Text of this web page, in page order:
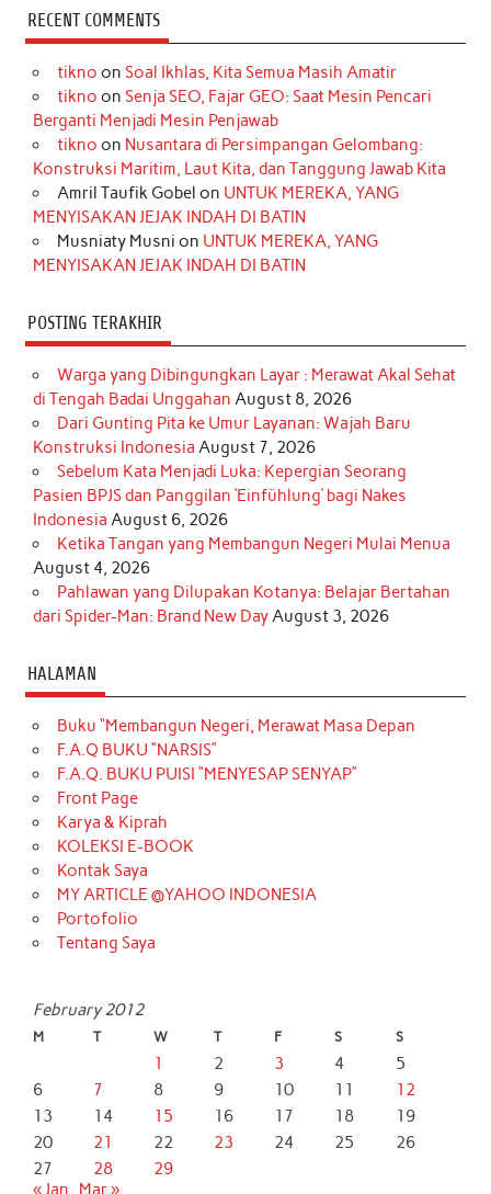
c
e
b
o
k
s
t
a
r
a
m
k
T
o
k
t
e
r
e
s
t
k
e
d
I
n
t
t
r
T
u
e
RECENT COMMENTS
tikno on Soal Ikhlas, Kita Semua Masih Amatir
tikno on Senja SEO, Fajar GEO: Saat Mesin Pencari
Berganti Menjadi Mesin Penjawab
tikno on Nusantara di Persimpangan Gelombang:
Konstruksi Maritim, Laut Kita, dan Tanggung Jawab Kita
Amril Taufik Gobel on UNTUK MEREKA, YANG
MENYISAKAN JEJAK INDAH DI BATIN
Musniaty Musni on UNTUK MEREKA, YANG
MENYISAKAN JEJAK INDAH DI BATIN
POSTING TERAKHIR
Warga yang Dibingungkan Layar : Merawat Akal Sehat
di Tengah Badai Unggahan August 8, 2026
Dari Gunting Pita ke Umur Layanan: Wajah Baru
Konstruksi Indonesia August 7, 2026
Sebelum Kata Menjadi Luka: Kepergian Seorang
Pasien BPJS dan Panggilan ‘Einfühlung’ bagi Nakes
Indonesia August 6, 2026
Ketika Tangan yang Membangun Negeri Mulai Menua
August 4, 2026
Pahlawan yang Dilupakan Kotanya: Belajar Bertahan
dari Spider-Man: Brand New DayAugust 3, 2026
HALAMAN
Buku “Membangun Negeri, Merawat Masa Depan
F.A.Q BUKU “NARSIS”
F.A.Q. BUKU PUISI “MENYESAP SENYAP”
Front Page
Karya & Kiprah
KOLEKSI E-BOOK
Kontak Saya
MY ARTICLE @YAHOO INDONESIA
Portofolio
Tentang Saya
February 2012
M T W T F S S
1 2 3 4
5
6
7 8 9 10 11
12
13
14 15 16 17 18
19
20
21 22 23 24 25
26
27
28
29
« Jan
Mar »